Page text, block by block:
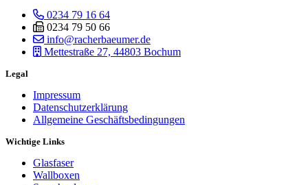
0234 79 16 64
0234 79 50 66
info@racherbaeumer.de
Mettestraße 27, 44803 Bochum
Legal
Impressum
Datenschutzerklärung
Allgemeine Geschäftsbedingungen
Wichtige Links
Glasfaser
Wallboxen